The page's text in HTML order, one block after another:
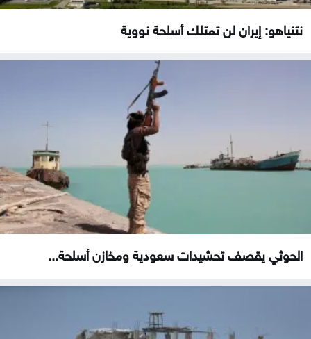
نتنياهو: إيران لن تمتلك أسلحة نووية
الحوثي يقصف تحشيدات سعودية ومخازن أسلحة...